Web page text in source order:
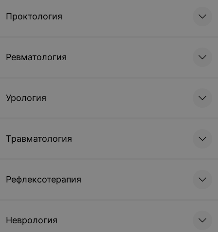
Проктология
Ревматология
Урология
Травматология
Рефлексотерапия
Неврология